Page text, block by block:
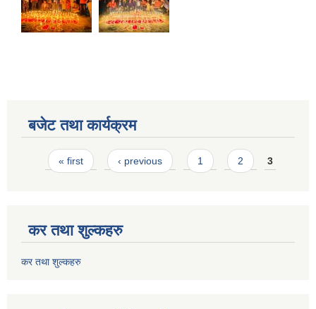
बजेट तथा कार्यक्रम
Pages
« first ‹ previous 1 2 3
कर तथा शुल्कहरु
कर तथा शुल्कहरु